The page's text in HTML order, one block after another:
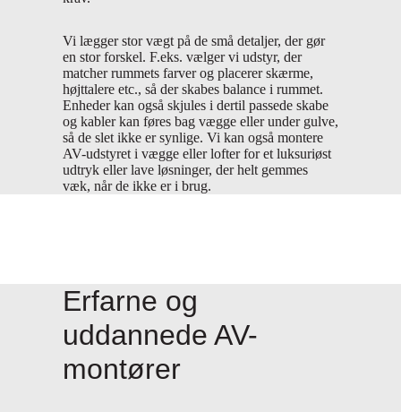
Vi lægger stor vægt på de små detaljer, der gør
en stor forskel. F.eks. vælger vi udstyr, der
matcher rummets farver og placerer skærme,
højttalere etc., så der skabes balance i rummet.
Enheder kan også skjules i dertil passede skabe
og kabler kan føres bag vægge eller under gulve,
så de slet ikke er synlige. Vi kan også montere
AV-udstyret i vægge eller lofter for et luksuriøst
udtryk eller lave løsninger, der helt gemmes
væk, når de ikke er i brug.
Erfarne og
uddannede AV-
montører